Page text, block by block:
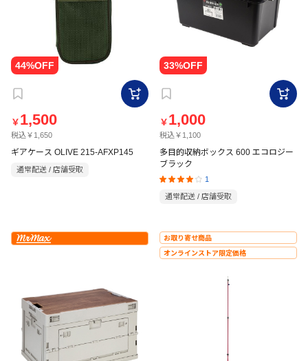
￥ 1,500
税込￥1,650
ギアケース OLIVE 215-AFXP145
通常配送 / 店舗受取
￥ 1,000
税込￥1,100
多目的収納ボックス 600 エコロジー
ブラック
1
通常配送 / 店舗受取
お取り寄せ商品
オンラインストア限定価格